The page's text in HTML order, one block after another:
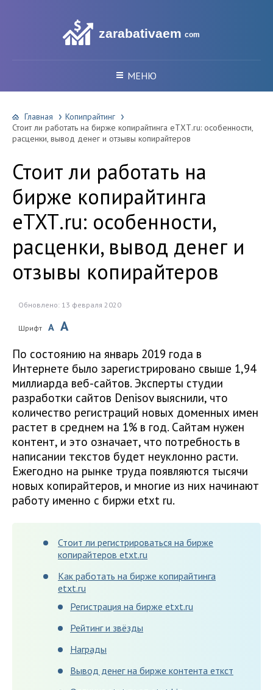
zarabativaem com
МЕНЮ
Главная
Копипрайтинг
Стоит ли работать на бирже копирайтинга еТХТ.ru: особенности,
расценки, вывод денег и отзывы копирайтеров
Стоит ли работать на
бирже копирайтинга
еТХТ.ru: особенности,
расценки, вывод денег и
отзывы копирайтеров
Обновлено: 13 февраля 2020
Шрифт A A
По состоянию на январь 2019 года в
Интернете было зарегистрировано свыше 1,94
миллиарда веб-сайтов. Эксперты студии
разработки сайтов Denisov выяснили, что
количество регистраций новых доменных имен
растет в среднем на 1% в год. Сайтам нужен
контент, и это означает, что потребность в
написании текстов будет неуклонно расти.
Ежегодно на рынке труда появляются тысячи
новых копирайтеров, и многие из них начинают
работу именно с биржи etxt ru.
Стоит ли регистрироваться на бирже
копирайтеров etxt.ru
Как работать на бирже копирайтинга
etxt.ru
Регистрация на бирже etxt.ru
Рейтинг и звёзды
Награды
Вывод денег на бирже контента еткст